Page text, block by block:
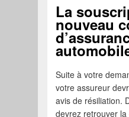
La
nouveau
Suite à votre
votre assureur
avis de résiliation.
devrez retrouver la